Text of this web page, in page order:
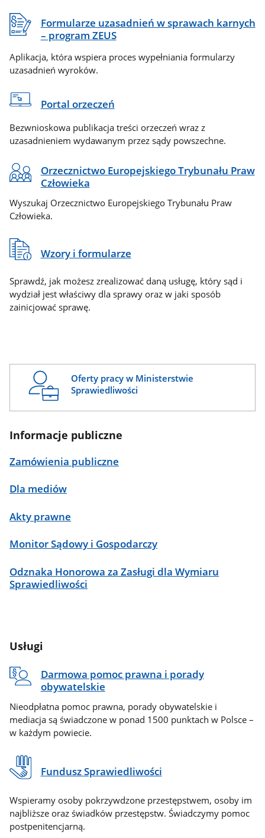
Formularze uzasadnień w sprawach karnych
– program ZEUS
Aplikacja, która wspiera proces wypełniania formularzy
uzasadnień wyroków.
Portal orzeczeń
Bezwnioskowa publikacja treści orzeczeń wraz z
uzasadnieniem wydawanym przez sądy powszechne.
Orzecznictwo Europejskiego Trybunału Praw
Człowieka
Wyszukaj Orzecznictwo Europejskiego Trybunału Praw
Człowieka.
Wzory i formularze
Sprawdź, jak możesz zrealizować daną usługę, który sąd i
wydział jest właściwy dla sprawy oraz w jaki sposób
zainicjować sprawę.
Oferty pracy w Ministerstwie
Sprawiedliwości
Informacje publiczne
Zamówienia publiczne
Dla mediów
Akty prawne
Monitor Sądowy i Gospodarczy
Odznaka Honorowa za Zasługi dla Wymiaru
Sprawiedliwości
Usługi
Darmowa pomoc prawna i porady
obywatelskie
Nieodpłatna pomoc prawna, porady obywatelskie i
mediacja są świadczone w ponad 1500 punktach w Polsce –
w każdym powiecie.
Fundusz Sprawiedliwości
Wspieramy osoby pokrzywdzone przestępstwem, osoby im
najbliższe oraz świadków przestępstw. Świadczymy pomoc
postpenitencjarną.